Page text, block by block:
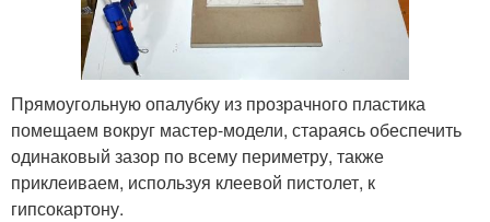
Прямоугольную опалубку из прозрачного пластика
помещаем вокруг мастер-модели, стараясь обеспечить
одинаковый зазор по всему периметру, также
приклеиваем, используя клеевой пистолет, к
гипсокартону.